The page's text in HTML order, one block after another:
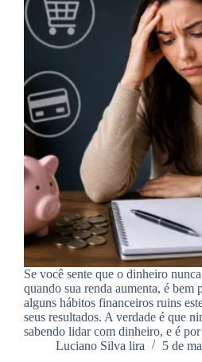
Se você sente que o dinheiro
quando sua renda aumenta, é bem
alguns hábitos financeiros ruins
seus resultados. A verdade é que
sabendo lidar com dinheiro, e é
Luciano Silva lira
5 de